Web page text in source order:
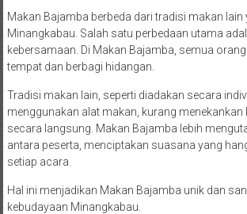
Makan Bajamba berbeda dari tradisi makan lain
Minangkabau. Salah satu perbedaan utama
kebersamaan. Di Makan Bajamba, semua
tempat dan berbagi hidangan.
Tradisi makan lain, seperti diadakan secara
menggunakan alat makan, kurang menekankan
secara langsung. Makan Bajamba lebih
antara peserta, menciptakan suasana yang
setiap acara.
Hal ini menjadikan Makan Bajamba unik dan
kebudayaan Minangkabau.